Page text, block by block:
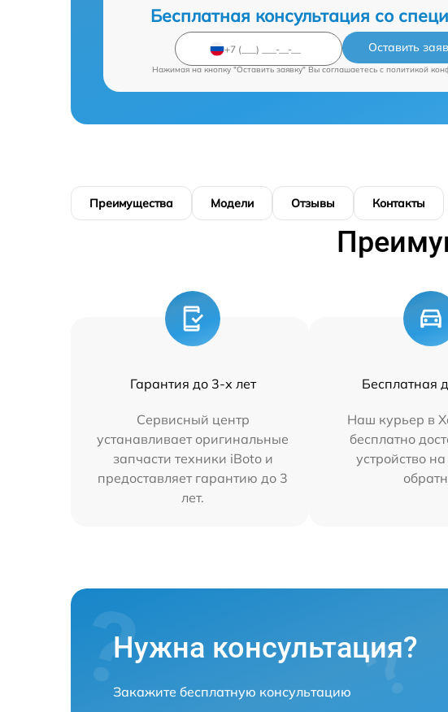
Бесплатная консультация со
Оставить
Нажимая на кнопку "Оставить заявку" Вы соглашаетесь c политикой
Преимущества Модели Отзывы Контакты
Гарантия до 3-х лет
Сервисный центр
устанавливает оригинальные
запчасти техники iBoto и
предоставляет гарантию до 3
лет.
Бесплатная
Наш курьер в
бесплатно
устройство
Нужна консультация?
Закажите бесплатную консультацию